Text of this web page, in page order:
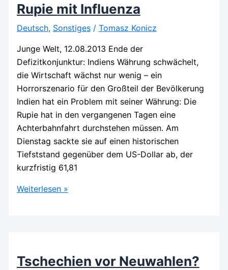
Rupie mit Influenza
Deutsch, Sonstiges/ Tomasz Konicz
Junge Welt, 12.08.2013 Ende der
Defizitkonjunktur: Indiens Währung schwächelt,
die Wirtschaft wächst nur wenig – ein
Horrorszenario für den Großteil der Bevölkerung
Indien hat ein Problem mit seiner Währung: Die
Rupie hat in den vergangenen Tagen eine
Achterbahnfahrt durchstehen müssen. Am
Dienstag sackte sie auf einen historischen
Tiefststand gegenüber dem US-Dollar ab, der
kurzfristig 61,81
Rupie
Weiterlesen »
Tschechien vor Neuwahlen?